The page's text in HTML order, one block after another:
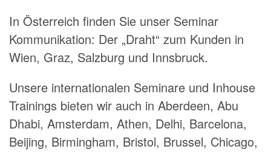
In Österreich finden Sie unser Seminar
Kommunikation: Der „Draht“ zum Kunden in
Wien, Graz, Salzburg und Innsbruck.
Unsere internationalen Seminare und Inhouse
Trainings bieten wir auch in Aberdeen, Abu
Dhabi, Amsterdam, Athen, Delhi, Barcelona,
Beijing, Birmingham, Bristol, Brussel, Chicago,